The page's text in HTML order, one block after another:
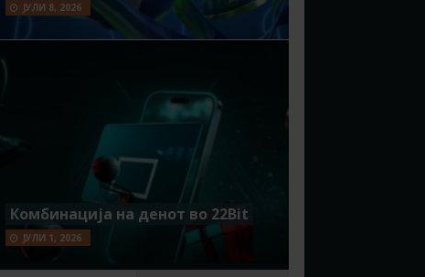
ЈУЛИ 8, 2026
Комбинација на денот во 22Bit
ЈУЛИ 1, 2026